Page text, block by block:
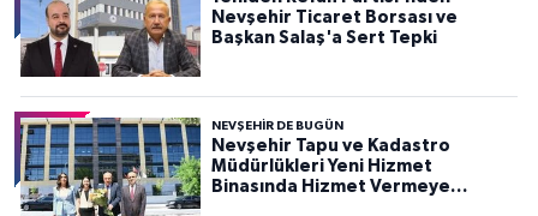
Nevşehir Ticaret Borsası ve
Başkan Salaş'a Sert Tepki
NEVŞEHIR DE BUGÜN
Nevşehir Tapu ve Kadastro
Müdürlükleri Yeni Hizmet
Binasında Hizmet Vermeye